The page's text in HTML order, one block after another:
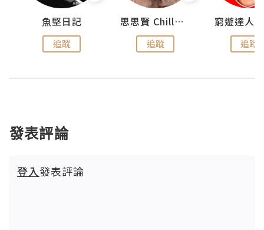
魚堅日記
追蹤
思思賢 ChillMyBabe
追蹤 追蹤
發表評論
登入發表評論